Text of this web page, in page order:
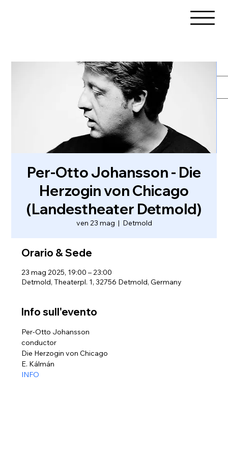
Per-Otto Johansson - Die
Herzogin von Chicago
(Landestheater Detmold)
ven 23 mag
  |
Detmold
Orario & Sede
23 mag 2025, 19:00 – 23:00
Detmold, Theaterpl. 1, 32756 Detmold, Germany
Info sull'evento
Per-Otto Johansson
conductor
Die Herzogin von Chicago
E. Kálmán
INFO